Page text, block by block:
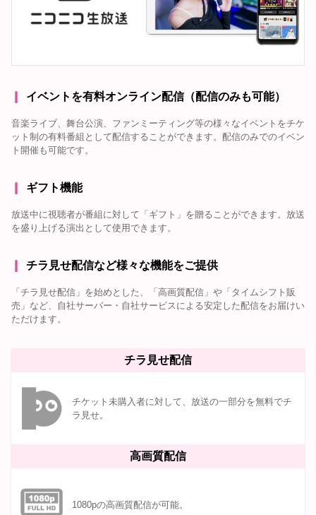
イベントを有料オンライン配信（配信のみも可能）
音楽ライブ、舞台公演、ファンミーティング等の様々なイベントをチケ
ット制の有料番組として配信することができます。配信のみでのイベン
ト開催も可能です。
ギフト機能
放送中に視聴者が番組に対して「ギフト」を贈ることができます。放送
を盛り上げる演出として使用できます。
チラ見せ配信など様々な機能をご提供
「チラ見せ配信」を始めとした、「高画質配信」や「タイムシフト販
売」など、自社サーバー・自社サービスによる安定した配信をお届けい
ただけます。
チラ見せ配信
チケット未購入者に対して、放送の一部分を無料でチ
ラ見せ。
高画質配信
1080pの高画質配信が可能。